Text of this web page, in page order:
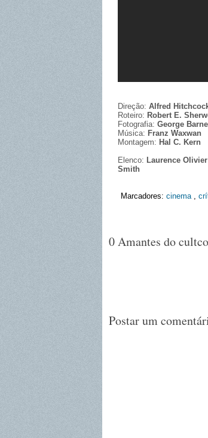
Direção: Alfred
Roteiro: Robert E.
Fotografia: George
Música: Franz Waxwan
Montagem: Hal C. Kern
Elenco: Laurence
Smith
Marcadores: cinema,
0 Amantes do
Postar um